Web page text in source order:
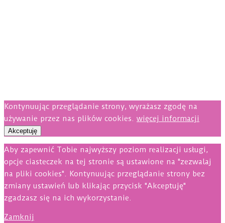
Kontynuując przeglądanie strony, wyrażasz zgodę na
używanie przez nas plików cookies. więcej informacji
Akceptuję
Aby zapewnić Tobie najwyższy poziom realizacji usługi,
opcje ciasteczek na tej stronie są ustawione na "zezwalaj
na pliki cookies". Kontynuując przeglądanie strony bez
zmiany ustawień lub klikając przycisk "Akceptuję"
zgadzasz się na ich wykorzystanie.
Zamknij